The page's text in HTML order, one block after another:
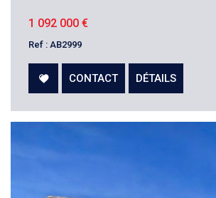
1 092 000 €
Ref : AB2999
CONTACT DÉTAILS